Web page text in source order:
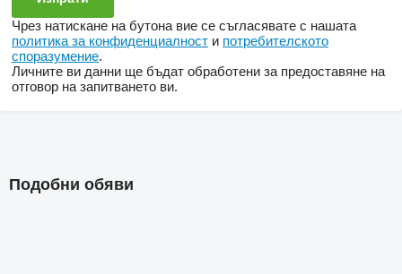
Чрез натискане на бутона вие се съгласявате с нашата
политика за конфиденциалност и потребителското
споразумение.
Личните ви данни ще бъдат обработени за предоставяне на
отговор на запитването ви.
Подобни обяви